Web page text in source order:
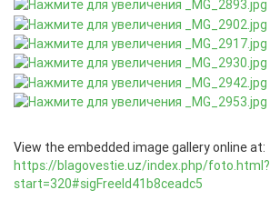
View the embedded image gallery online at:
https://blagovestie.uz/index.php/foto.html?
start=320#sigFreeId41b8ceadc5